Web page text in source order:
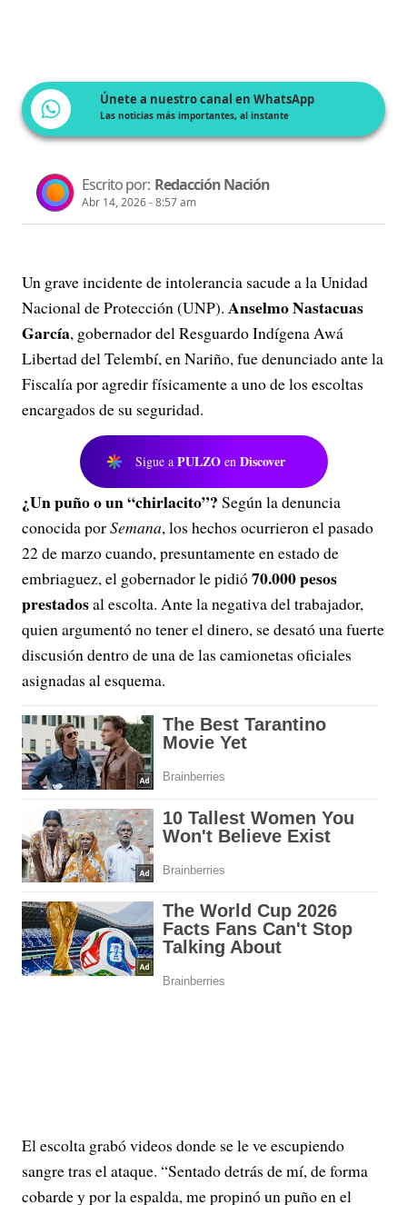
Únete a nuestro canal en WhatsApp
Las noticias más importantes, al instante
Escrito por: Redacción Nación
Abr 14, 2026 - 8:57 am
Un grave incidente de intolerancia sacude a la Unidad
Nacional de Protección (UNP). Anselmo Nastacuas
García, gobernador del Resguardo Indígena Awá
Libertad del Telembí, en Nariño, fue denunciado ante la
Fiscalía por agredir físicamente a uno de los escoltas
encargados de su seguridad.
Sigue a PULZO en Discover
¿Un puño o un “chirlacito”? Según la denuncia
conocida porSemana, los hechos ocurrieron el pasado
22 de marzo cuando, presuntamente en estado de
embriaguez, el gobernador le pidió70.000 pesos
prestadosal escolta. Ante la negativa del trabajador,
quien argumentó no tener el dinero, se desató una fuerte
discusión dentro de una de las camionetas oficiales
asignadas al esquema.
El escolta grabó videos donde se le ve escupiendo
sangre tras el ataque. “Sentado detrás de mí, de forma
cobarde y por la espalda, me propinó un puño en el